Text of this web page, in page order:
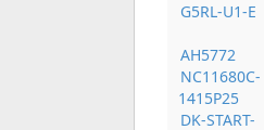
G5RL-U1-E
AH5772
NC11680C-
1415P25
DK-START-